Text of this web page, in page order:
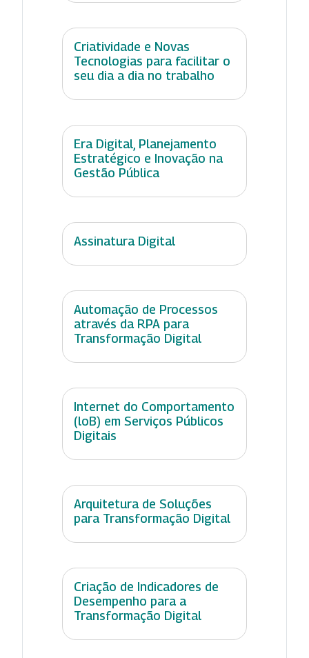
Criatividade e Novas
Tecnologias para facilitar o
seu dia a dia no trabalho
Era Digital, Planejamento
Estratégico e Inovação na
Gestão Pública
Assinatura Digital
Automação de Processos
através da RPA para
Transformação Digital
Internet do Comportamento
(loB) em Serviços Públicos
Digitais
Arquitetura de Soluções
para Transformação Digital
Criação de Indicadores de
Desempenho para a
Transformação Digital